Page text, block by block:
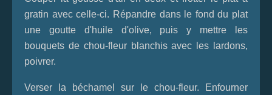
gratin avec celle-ci. Répandre dans le fond du plat
une goutte d'huile d'olive, puis y mettre les
bouquets de chou-fleur blanchis avec les lardons,
poivrer.
Verser la béchamel sur le chou-fleur. Enfourner